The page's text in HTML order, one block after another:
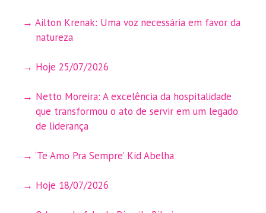
Ailton Krenak: Uma voz necessária em favor da
natureza
Hoje 25/07/2026
Netto Moreira: A excelência da hospitalidade
que transformou o ato de servir em um legado
de liderança
‘Te Amo Pra Sempre’ Kid Abelha
Hoje 18/07/2026